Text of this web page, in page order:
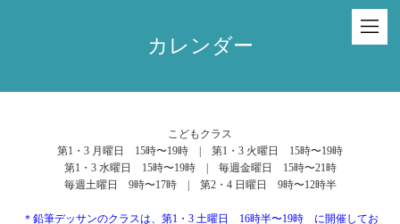
カレンダー
こどもクラス
第1・3 月曜日 15時〜19時 | 第1・3 火曜日 15時〜19時
第1・3 水曜日 15時〜19時 | 毎週金曜日 15時〜21時
毎週土曜日 9時〜17時 | 第2・4 日曜日 9時〜12時半
＊鉛筆デッサンのクラスは、第1・3 土曜日 16時半〜19時 に開催してお